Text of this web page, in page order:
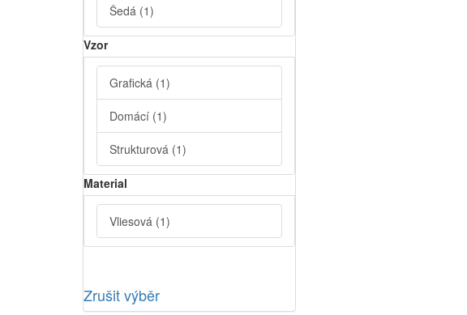
Šedá (1)
Vzor
Grafická (1)
Domácí (1)
Strukturová (1)
Material
Vliesová (1)
Zrušit výběr